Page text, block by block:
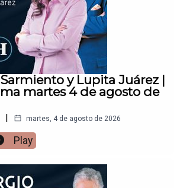
y Lupita Juárez |
martes 4 de agosto de
| martes, 4 de agosto de 2026
Play